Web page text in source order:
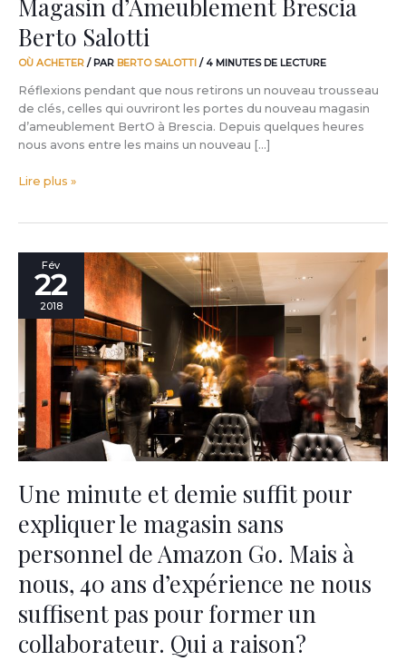
Magasin d’Ameublement Brescia
Berto Salotti
OÙ ACHETER / PAR BERTO SALOTTI /4 MINUTES DE LECTURE
Réflexions pendant que nous retirons un nouveau trousseau
de clés, celles qui ouvriront les portes du nouveau magasin
d’ameublement BertO à Brescia. Depuis quelques heures
nous avons entre les mains un nouveau […]
Lire plus »
Fév
22
2018
Une minute et demie suffit pour
expliquer le magasin sans
personnel de Amazon Go. Mais à
nous, 40 ans d’expérience ne nous
suffisent pas pour former un
collaborateur. Qui a raison?
minute
suffit
pour
expliquer
le
magasin
sans
personnel
de
Go.
à
nous,
40
ans
d’expérience
ne
nous